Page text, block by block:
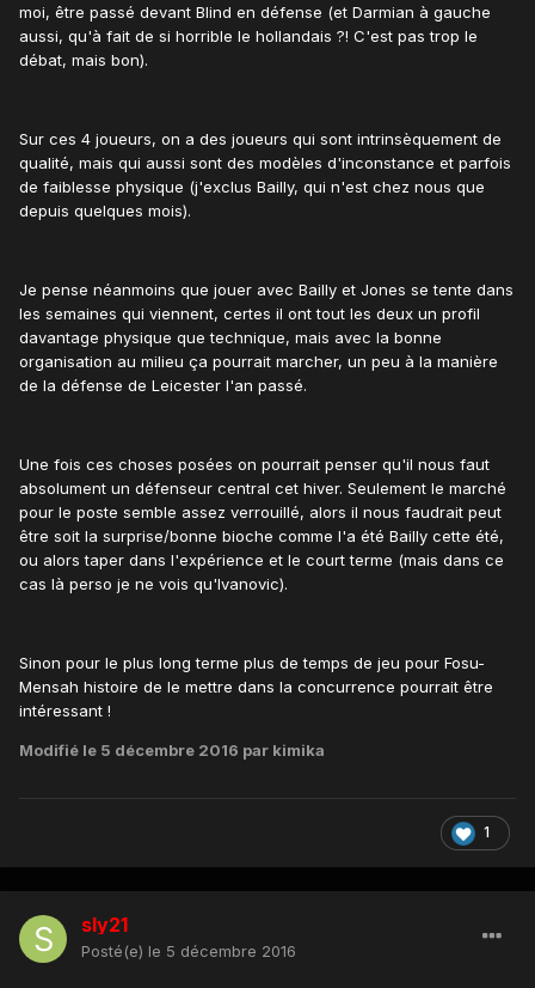
moi, être passé devant Blind en défense (et Darmian à gauche
aussi, qu'à fait de si horrible le hollandais ?! C'est pas trop le
débat, mais bon).
Sur ces 4 joueurs, on a des joueurs qui sont intrinsèquement de
qualité, mais qui aussi sont des modèles d'inconstance et parfois
de faiblesse physique (j'exclus Bailly, qui n'est chez nous que
depuis quelques mois).
Je pense néanmoins que jouer avec Bailly et Jones se tente dans
les semaines qui viennent, certes il ont tout les deux un profil
davantage physique que technique, mais avec la bonne
organisation au milieu ça pourrait marcher, un peu à la manière
de la défense de Leicester l'an passé.
Une fois ces choses posées on pourrait penser qu'il nous faut
absolument un défenseur central cet hiver. Seulement le marché
pour le poste semble assez verrouillé, alors il nous faudrait peut
être soit la surprise/bonne bioche comme l'a été Bailly cette été,
ou alors taper dans l'expérience et le court terme (mais dans ce
cas là perso je ne vois qu'Ivanovic).
Sinon pour le plus long terme plus de temps de jeu pour Fosu-
Mensah histoire de le mettre dans la concurrence pourrait être
intéressant !
Modifié le 5 décembre 2016 par kimika
1
sly21
Posté(e) le 5 décembre 2016